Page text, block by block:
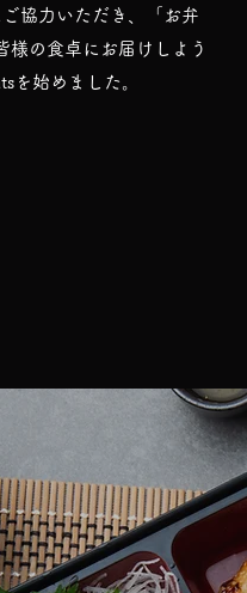
協力いただき、「お弁
様の食卓にお届けしよう
を始めました。